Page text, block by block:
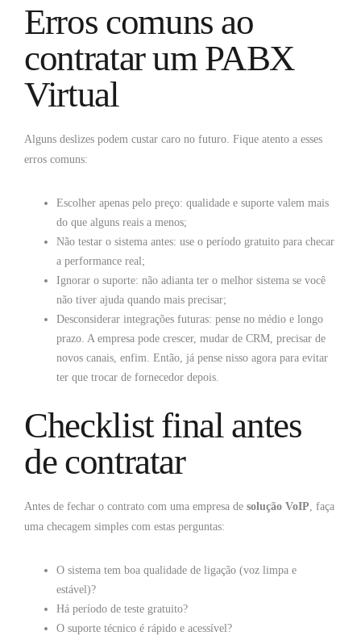
Erros comuns ao
contratar um PABX
Virtual
Alguns deslizes podem custar caro no futuro. Fique atento a esses
erros comuns:
Escolher apenas pelo preço: qualidade e suporte valem mais
do que alguns reais a menos;
Não testar o sistema antes: use o período gratuito para checar
a performance real;
Ignorar o suporte: não adianta ter o melhor sistema se você
não tiver ajuda quando mais precisar;
Desconsiderar integrações futuras: pense no médio e longo
prazo. A empresa pode crescer, mudar de CRM, precisar de
novos canais, enfim. Então, já pense nisso agora para evitar
ter que trocar de fornecedor depois.
Checklist final antes
de contratar
Antes de fechar o contrato com uma empresa de solução VoIP , faça
uma checagem simples com estas perguntas:
O sistema tem boa qualidade de ligação (voz limpa e
estável)?
Há período de teste gratuito?
O suporte técnico é rápido e acessível?